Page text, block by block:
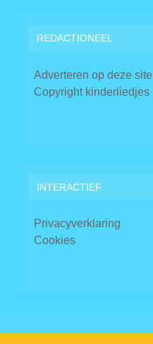
REDACTIONEEL
Adverteren op deze site
Copyright kinderliedjes
INTERACTIEF
Privacyverklaring
Cookies